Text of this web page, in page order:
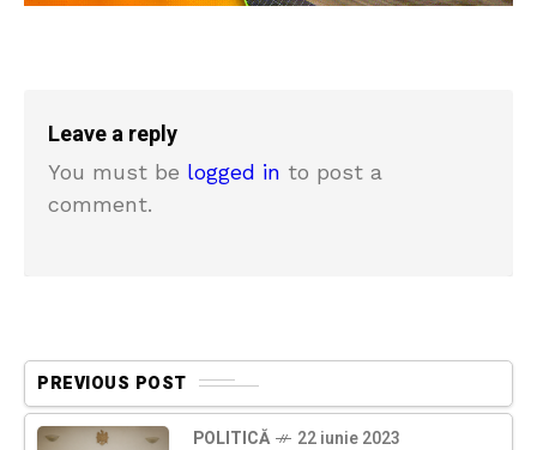
Leave a reply
You must be logged in to post a
comment.
PREVIOUS POST
POLITICĂ 22 iunie 2023